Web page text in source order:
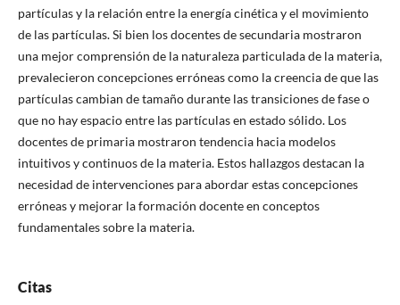
partículas y la relación entre la energía cinética y el movimiento
de las partículas. Si bien los docentes de secundaria mostraron
una mejor comprensión de la naturaleza particulada de la materia,
prevalecieron concepciones erróneas como la creencia de que las
partículas cambian de tamaño durante las transiciones de fase o
que no hay espacio entre las partículas en estado sólido. Los
docentes de primaria mostraron tendencia hacia modelos
intuitivos y continuos de la materia. Estos hallazgos destacan la
necesidad de intervenciones para abordar estas concepciones
erróneas y mejorar la formación docente en conceptos
fundamentales sobre la materia.
Citas